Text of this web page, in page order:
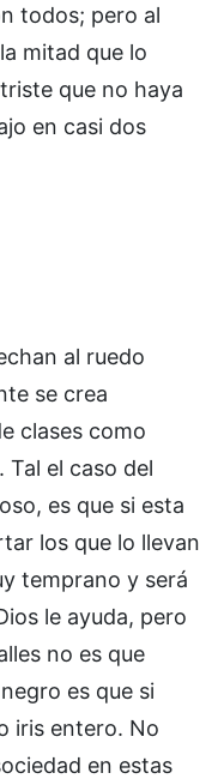
todos; pero al
mitad que lo
que no haya
en casi dos
al ruedo
se crea
clases como
Tal el caso del
es que si esta
los que lo llevan
temprano y será
le ayuda, pero
no es que
es que si
iris entero. No
en estas